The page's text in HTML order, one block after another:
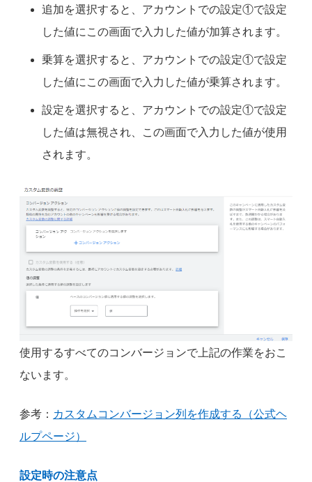
追加を選択すると、アカウントでの設定①で設定
した値にこの画面で入力した値が加算されます。
乗算を選択すると、アカウントでの設定①で設定
した値にこの画面で入力した値が乗算されます。
設定を選択すると、アカウントでの設定①で設定
した値は無視され、この画面で入力した値が使用
されます。
使用するすべてのコンバージョンで上記の作業をおこ
ないます。
参考： カスタムコンバージョン列を作成する（公式ヘ
ルプページ）
設定時の注意点